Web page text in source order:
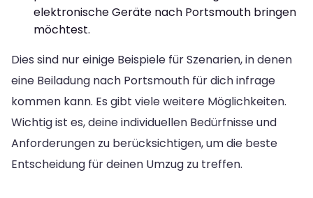
elektronische Geräte nach Portsmouth bringen
möchtest.
Dies sind nur einige Beispiele für Szenarien, in denen
eine Beiladung nach Portsmouth für dich infrage
kommen kann. Es gibt viele weitere Möglichkeiten.
Wichtig ist es, deine individuellen Bedürfnisse und
Anforderungen zu berücksichtigen, um die beste
Entscheidung für deinen Umzug zu treffen.